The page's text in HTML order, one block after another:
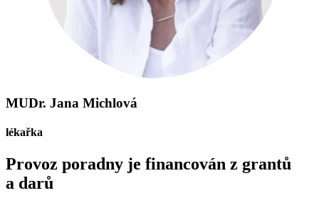
MUDr. Jana Michlová
lékařka
Provoz poradny je financován z grantů
a darů